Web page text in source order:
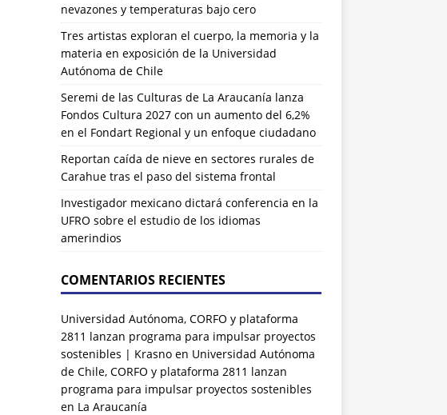
nevazones y temperaturas bajo cero
Tres artistas exploran el cuerpo, la memoria y la
materia en exposición de la Universidad
Autónoma de Chile
Seremi de las Culturas de La Araucanía lanza
Fondos Cultura 2027 con un aumento del 6,2%
en el Fondart Regional y un enfoque ciudadano
Reportan caída de nieve en sectores rurales de
Carahue tras el paso del sistema frontal
Investigador mexicano dictará conferencia en la
UFRO sobre el estudio de los idiomas
amerindios
COMENTARIOS RECIENTES
Universidad Autónoma, CORFO y plataforma
2811 lanzan programa para impulsar proyectos
sostenibles | Krasnoen Universidad Autónoma
de Chile, CORFO y plataforma 2811 lanzan
programa para impulsar proyectos sostenibles
en La Araucanía